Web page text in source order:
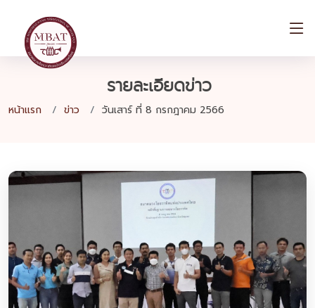
รายละเอียดข่าว
หน้าแรก ข่าว วันเสาร์ ที่ 8 กรกฎาคม 2566